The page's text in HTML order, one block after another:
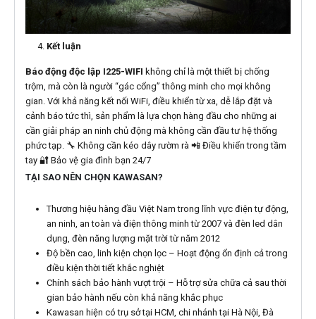
Kết luận
Báo động độc lập I225-WIFI không chỉ là một thiết bị chống
trộm, mà còn là người “gác cổng” thông minh cho mọi không
gian. Với khả năng kết nối WiFi, điều khiển từ xa, dễ lắp đặt và
cảnh báo tức thì, sản phẩm là lựa chọn hàng đầu cho những ai
cần giải pháp an ninh chủ động mà không cần đầu tư hệ thống
phức tạp. 🔧 Không cần kéo dây rườm rà 📲 Điều khiển trong tầm
tay 🔐 Bảo vệ gia đình bạn 24/7
TẠI SAO NÊN CHỌN KAWASAN?
Thương hiệu hàng đầu Việt Nam trong lĩnh vực điện tự động,
an ninh, an toàn và điện thông minh từ 2007 và đèn led dân
dụng, đèn năng lượng mặt trời từ năm 2012
Độ bền cao, linh kiện chọn lọc – Hoạt động ổn định cả trong
điều kiện thời tiết khắc nghiệt
Chính sách bảo hành vượt trội – Hỗ trợ sửa chữa cả sau thời
gian bảo hành nếu còn khả năng khắc phục
Kawasan hiện có trụ sở tại HCM, chi nhánh tại Hà Nội, Đà